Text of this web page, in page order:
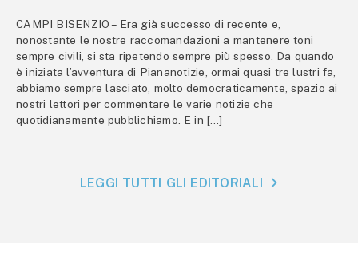
CAMPI BISENZIO – Era già successo di recente e,
nonostante le nostre raccomandazioni a mantenere toni
sempre civili, si sta ripetendo sempre più spesso. Da quando
è iniziata l’avventura di Piananotizie, ormai quasi tre lustri fa,
abbiamo sempre lasciato, molto democraticamente, spazio ai
nostri lettori per commentare le varie notizie che
quotidianamente pubblichiamo. E in […]
LEGGI TUTTI GLI EDITORIALI